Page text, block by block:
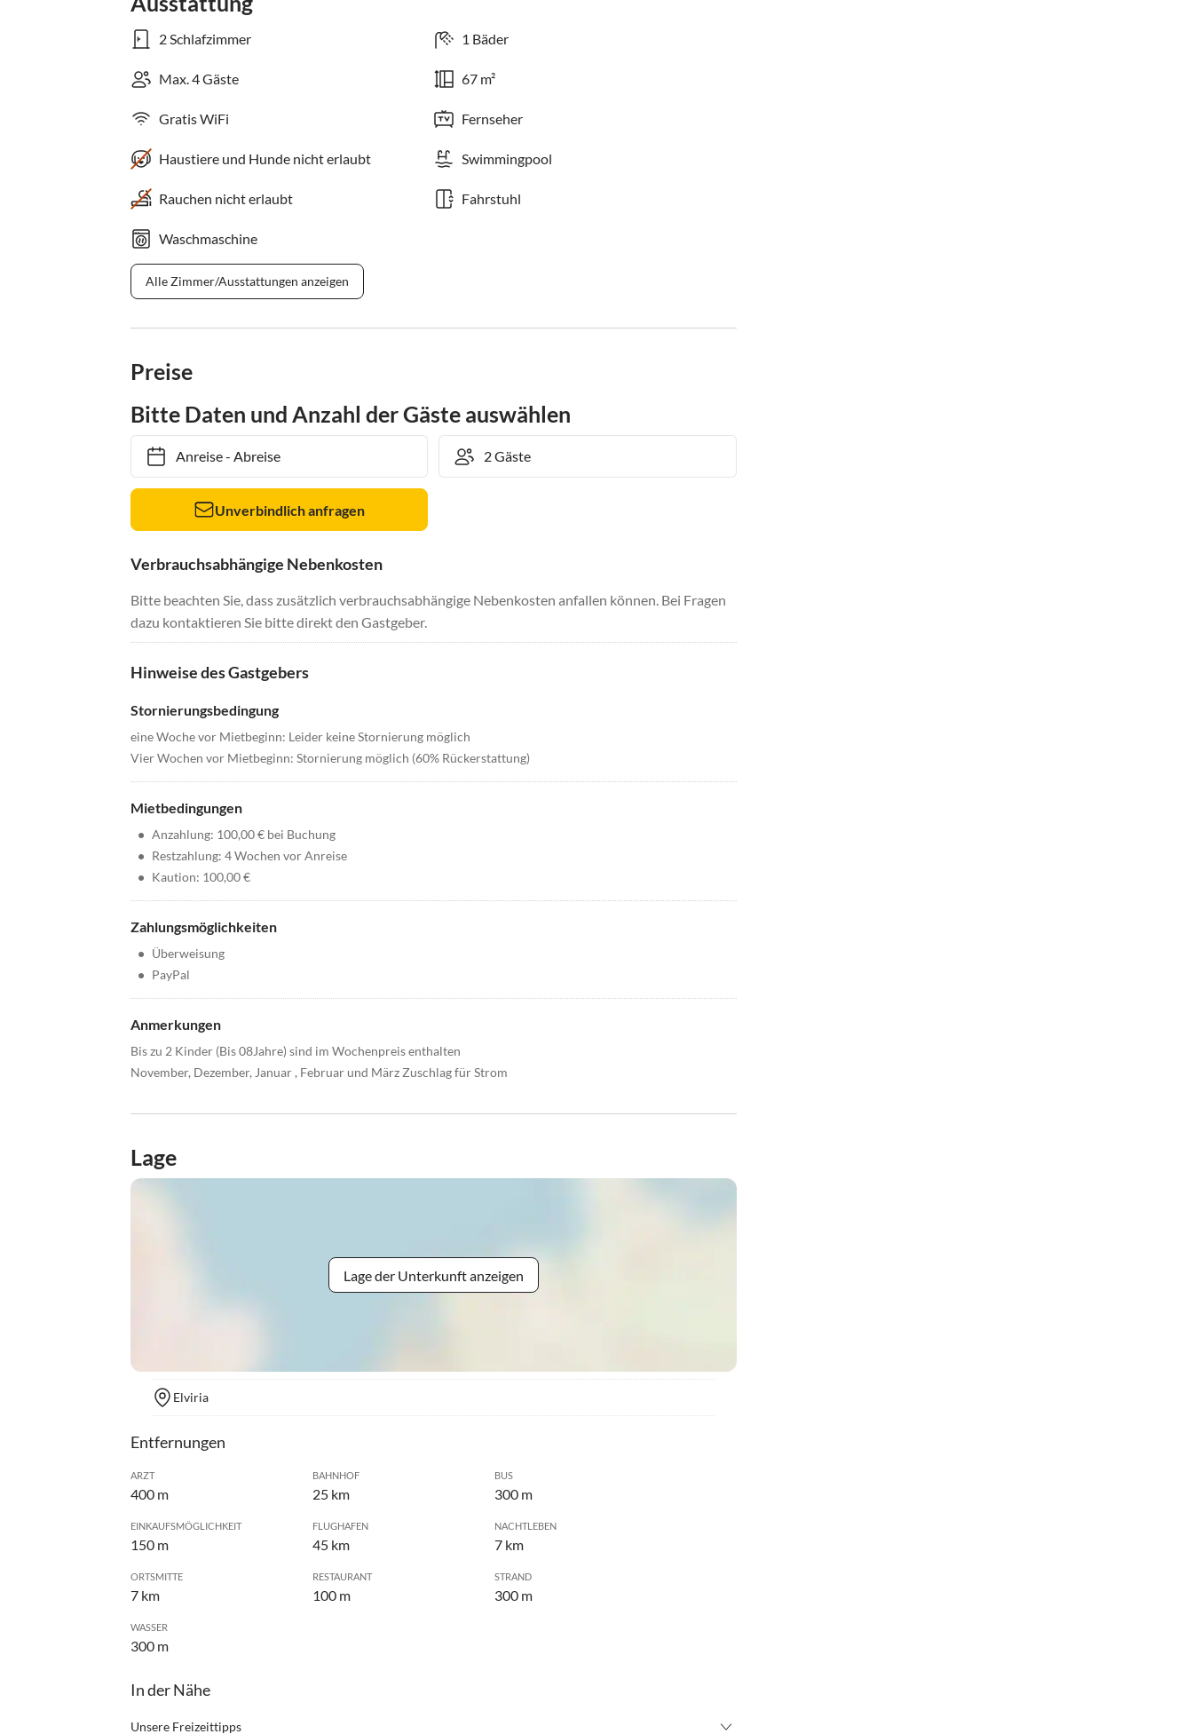
2 Schlafzimmer 1 Bäder
Max. 4 Gäste 67 m²
Gratis WiFi Fernseher
Haustiere und Hunde nicht erlaubt Swimmingpool
Rauchen nicht erlaubt Fahrstuhl
Waschmaschine
Alle Zimmer/Ausstattungen anzeigen
Preise
Bitte Daten und Anzahl der Gäste auswählen
Anreise- Abreise
Unverbindlich anfragen
Verbrauchsabhängige Nebenkosten
Bitte beachten Sie, dass zusätzlich verbrauchsabhängige Nebenkosten anfallen können. Bei Fragen
dazu kontaktieren Sie bitte direkt den Gastgeber.
Hinweise des Gastgebers
Stornierungsbedingung
eine Woche vor Mietbeginn: Leider keine Stornierung möglich
Vier Wochen vor Mietbeginn: Stornierung möglich (60% Rückerstattung)
Mietbedingungen
• Anzahlung: 100,00 € bei Buchung
• Restzahlung: 4 Wochen vor Anreise
• Kaution: 100,00 €
Zahlungsmöglichkeiten
• Überweisung
• PayPal
Anmerkungen
Bis zu 2 Kinder (Bis 08Jahre) sind im Wochenpreis enthalten
November, Dezember, Januar , Februar und März Zuschlag für Strom
Lage
Lage der Unterkunft anzeigen
Elviria
Entfernungen
ARZT
400 m
BAHNHOF
25 km
BUS
300 m
EINKAUFSMÖGLICHKEIT
150 m
FLUGHAFEN
45 km
NACHTLEBEN
7 km
ORTSMITTE
7 km
RESTAURANT
100 m
STRAND
300 m
WASSER
300 m
In der Nähe
Unsere Freizeittipps